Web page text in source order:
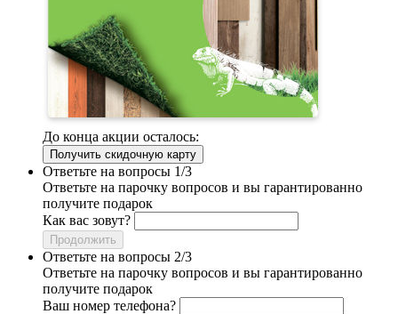
До конца акции осталось:
Получить скидочную карту
Ответьте на вопросы 1/3
Ответьте на парочку вопросов и вы гарантированно
получите подарок
Как вас зовут?
Продолжить
Ответьте на вопросы 2/3
Ответьте на парочку вопросов и вы гарантированно
получите подарок
Ваш номер телефона?